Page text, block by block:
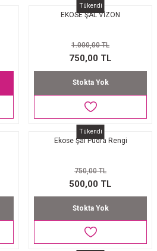
Tükendi
EKOSE ŞAL VİZON
1.000,00 TL
750,00 TL
Stokta Yok
Tükendi
Ekose Şal Pudra Rengi
750,00 TL
500,00 TL
Stokta Yok